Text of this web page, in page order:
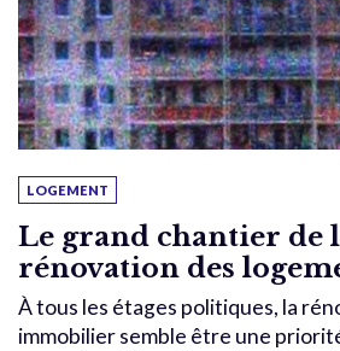
LOGEMENT
Le grand chantier de
rénovation des
À tous les étages politiques, la
immobilier semble être une